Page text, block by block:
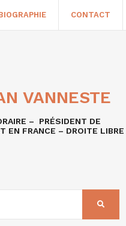
CONTACT
VANNESTE
– PRÉSIDENT DE
EN FRANCE – DROITE LIBRE